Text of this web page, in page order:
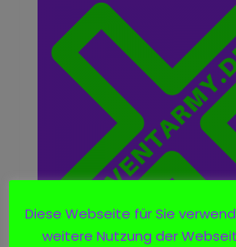
Diese Webseite für Sie
weitere Nutzung der